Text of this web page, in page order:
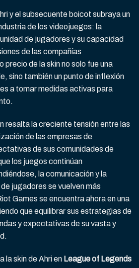
y el subsecuente boicot subraya un
de los videojuegos: la
de jugadores y su capacidad
de las compañías
precio de la skin no solo fue una
sino también un punto de inflexión
a tomar medidas activas para
resalta la creciente tensión entre las
de las empresas de
de sus comunidades de
los juegos continúan
la comunicación y la
jugadores se vuelven más
Games se encuentra ahora en una
que equilibrar sus estrategias de
y expectativas de su vasta y
la skin de Ahri en League of Legends